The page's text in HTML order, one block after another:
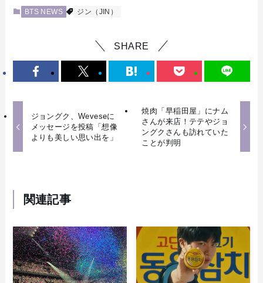
BTS NEWS ジン（JIN）
SHARE
ジョングク、Weveseに
メッセージを投稿「想像
よりも美しい思い出を」
焼肉「早稲田屋」にナム
さんが来店！テテやジョ
ングクさんも訪れていた
ことが判明
関連記事